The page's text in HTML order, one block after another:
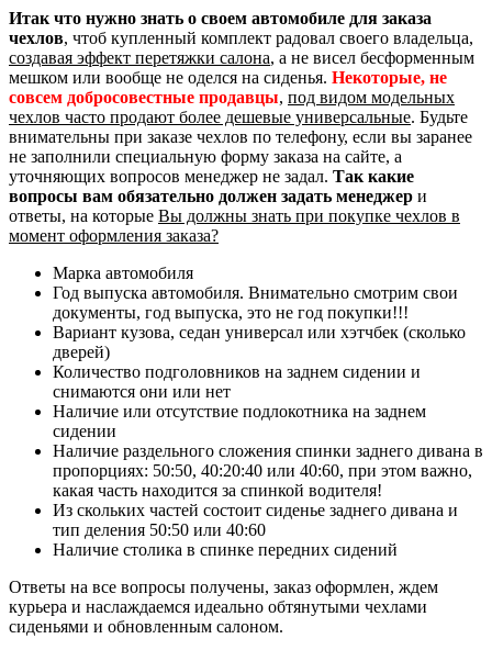
Итак что нужно знать о своем автомобиле для заказа
чехлов, чтоб купленный комплект радовал своего владельца,
создавая эффект перетяжки салона, а не висел бесформенным
мешком или вообще не оделся на сиденья. Некоторые, не
совсем добросовестные продавцы, под видом модельных
чехлов часто продают более дешевые универсальные. Будьте
внимательны при заказе чехлов по телефону, если вы заранее
не заполнили специальную форму заказа на сайте, а
уточняющих вопросов менеджер не задал. Так какие
вопросы вам обязательно должен задать менеджер и
ответы, на которые Вы должны знать при покупке чехлов в
момент оформления заказа?
Марка автомобиля
Год выпуска автомобиля. Внимательно смотрим свои
документы, год выпуска, это не год покупки!!!
Вариант кузова, седан универсал или хэтчбек (сколько
дверей)
Количество подголовников на заднем сидении и
снимаются они или нет
Наличие или отсутствие подлокотника на заднем
сидении
Наличие раздельного сложения спинки заднего дивана в
пропорциях: 50:50, 40:20:40 или 40:60, при этом важно,
какая часть находится за спинкой водителя!
Из скольких частей состоит сиденье заднего дивана и
тип деления 50:50 или 40:60
Наличие столика в спинке передних сидений
Ответы на все вопросы получены, заказ оформлен, ждем
курьера и наслаждаемся идеально обтянутыми чехлами
сиденьями и обновленным салоном.